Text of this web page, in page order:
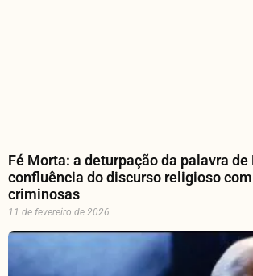
Fé Morta: a deturpação da palavra de
confluência do discurso religioso
criminosas
11 de fevereiro de 2026